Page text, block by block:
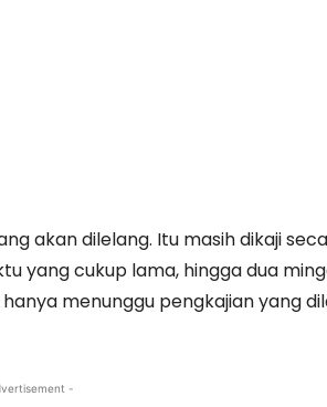
akan dilelang. Itu masih dikaji
yang cukup lama, hingga dua
menunggu pengkajian yang
-